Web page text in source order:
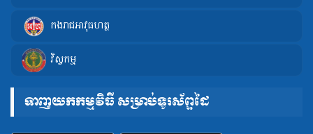
កងរាជអាវុធហត្ថ
វិស្វកម្ម
ទាញយកកម្មវិធី សម្រាប់ទូរស័ព្ទដៃ